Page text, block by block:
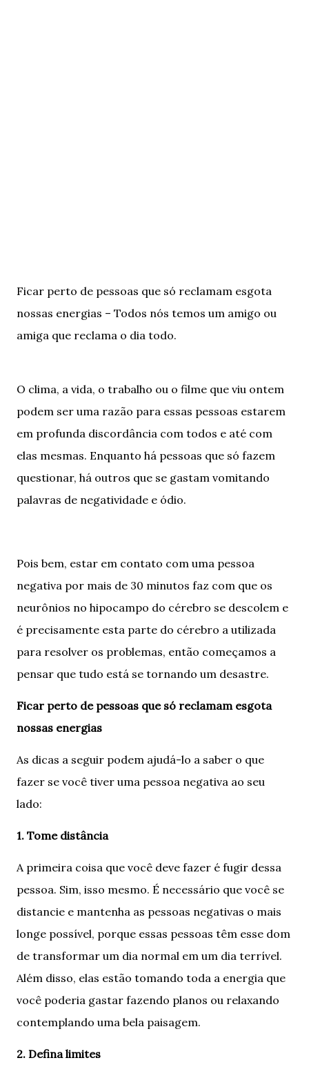
Ficar perto de pessoas que só reclamam esgota
nossas energias – Todos nós temos um amigo ou
amiga que reclama o dia todo.
O clima, a vida, o trabalho ou o filme que viu ontem
podem ser uma razão para essas pessoas estarem
em profunda discordância com todos e até com
elas mesmas. Enquanto há pessoas que só fazem
questionar, há outros que se gastam vomitando
palavras de negatividade e ódio.
Pois bem, estar em contato com uma pessoa
negativa por mais de 30 minutos faz com que os
neurônios no hipocampo do cérebro se descolem e
é precisamente esta parte do cérebro a utilizada
para resolver os problemas, então começamos a
pensar que tudo está se tornando um desastre.
Ficar perto de pessoas que só reclamam esgota
nossas energias
As dicas a seguir podem ajudá-lo a saber o que
fazer se você tiver uma pessoa negativa ao seu
lado:
1. Tome distância
A primeira coisa que você deve fazer é fugir dessa
pessoa. Sim, isso mesmo. É necessário que você se
distancie e mantenha as pessoas negativas o mais
longe possível, porque essas pessoas têm esse dom
de transformar um dia normal em um dia terrível.
Além disso, elas estão tomando toda a energia que
você poderia gastar fazendo planos ou relaxando
contemplando uma bela paisagem.
2. Defina limites